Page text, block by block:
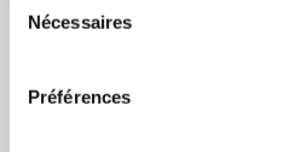
Nécessaires
Préférences
BIDART- 64210
Appartements 2 pièces
à partir de 335 000€